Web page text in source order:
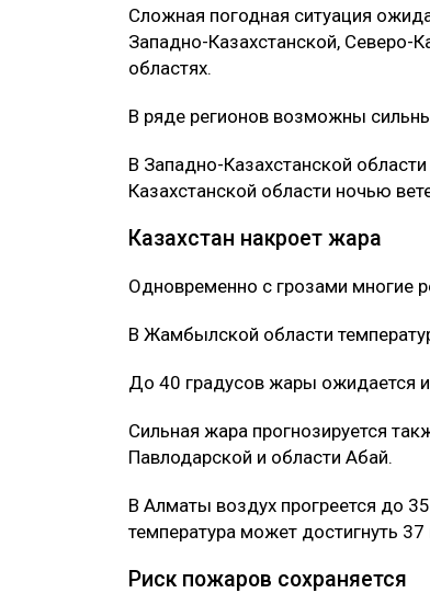
Сложная погодная ситуация
Западно-Казахстанской, Северо-
областях.
В ряде регионов возможны
В Западно-Казахстанской
Казахстанской области ночью
Казахстан накроет жара
Одновременно с грозами многие
В Жамбылской области
До 40 градусов жары ожидается и
Сильная жара прогнозируется
Павлодарской и области Абай.
В Алматы воздух прогреется до
температура может достигнуть 37
Риск пожаров сохраняется